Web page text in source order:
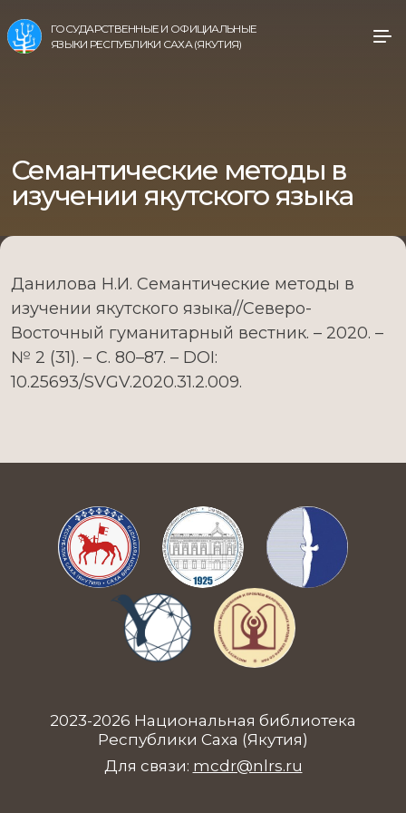
ГОСУДАРСТВЕННЫЕ И ОФИЦИАЛЬНЫЕ
ЯЗЫКИ РЕСПУБЛИКИ САХА (ЯКУТИЯ)
Семантические методы в
изучении якутского языка
Данилова Н.И. Семантические методы в
изучении якутского языка//Северо-
Восточный гуманитарный вестник. – 2020. –
№ 2 (31). – С. 80–87. – DOI:
10.25693/SVGV.2020.31.2.009.
2023-2026 Национальная библиотека
Республики Саха (Якутия)
Для связи: mcdr@nlrs.ru